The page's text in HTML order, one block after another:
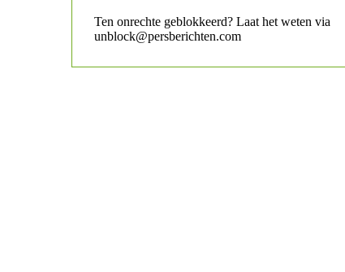
Ten onrechte geblokkeerd? Laat het weten via
unblock@persberichten.com